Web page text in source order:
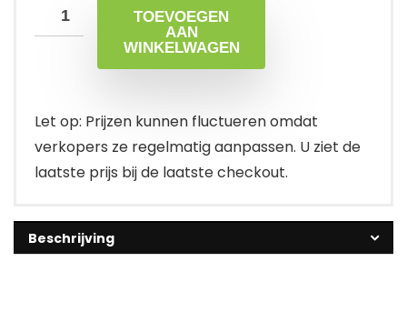
TOEVOEGEN
AAN
WINKELWAGEN
Let op: Prijzen kunnen fluctueren omdat
verkopers ze regelmatig aanpassen. U ziet de
laatste prijs bij de laatste checkout.
Beschrijving